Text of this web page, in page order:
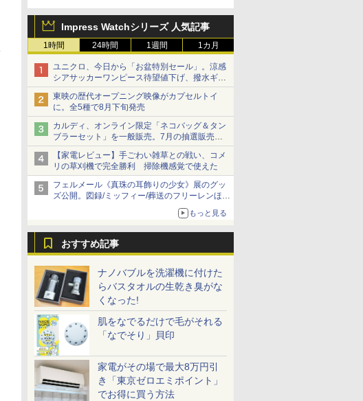
Impress Watchシリーズ 人気記事
1時間 24時間 1週間 1カ月
ユニクロ、今日から「お盆特別セール」。涼感
シアサッカーワンピース待望値下げ、撥水ギア
ショーツは1990円に
東映の歴代オープニング映像がカプセルトイ
に。全5種で8月下旬発売
カルディ、オンライン限定「ネコバッグ＆タン
ブラーセット」を一般販売。7月の抽選販売の
当選無効分
【家電レビュー】手ごわい雑草との戦い、コメ
リの草刈機で完全勝利 掃除機感覚で使えた
フェルメール《真珠の耳飾りの少女》展のグッ
ズ公開。図録/ミッフィー/葬送のフリーレンほ
もっと見る
おすすめ記事
ナノバブルを洗濯機に付けた
らバスタオルの生乾き臭がな
くなった!
肌をなでるだけで毛がそれる
「なでそり」貝印
家電がその場で最大8万円引
き「東京ゼロエミポイント」
でお得に買う方法